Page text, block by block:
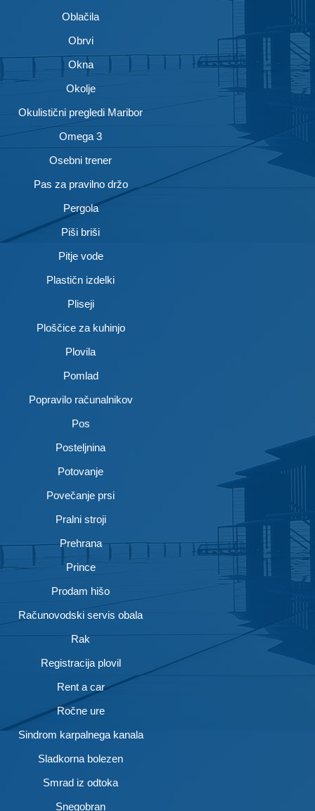
Oblačila
Obrvi
Okna
Okolje
Okulistični pregledi Maribor
Omega 3
Osebni trener
Pas za pravilno držo
Pergola
Piši briši
Pitje vode
Plastičn izdelki
Pliseji
Ploščice za kuhinjo
Plovila
Pomlad
Popravilo računalnikov
Pos
Posteljnina
Potovanje
Povečanje prsi
Pralni stroji
Prehrana
Prince
Prodam hišo
Računovodski servis obala
Rak
Registracija plovil
Rent a car
Ročne ure
Sindrom karpalnega kanala
Sladkorna bolezen
Smrad iz odtoka
Snegobran